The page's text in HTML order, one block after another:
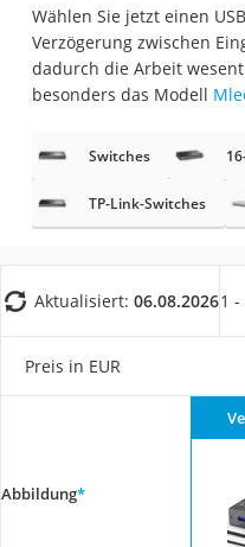
Wählen Sie jetzt einen
Verzögerung zwischen
dadurch die Arbeit
besonders das Modell
Switches
TP-Link-Switches
Aktualisiert: 06.08.20261 -
Preis in EUR
Abbildung*